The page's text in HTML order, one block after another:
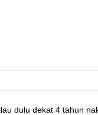
dulu dekat 4 tahun